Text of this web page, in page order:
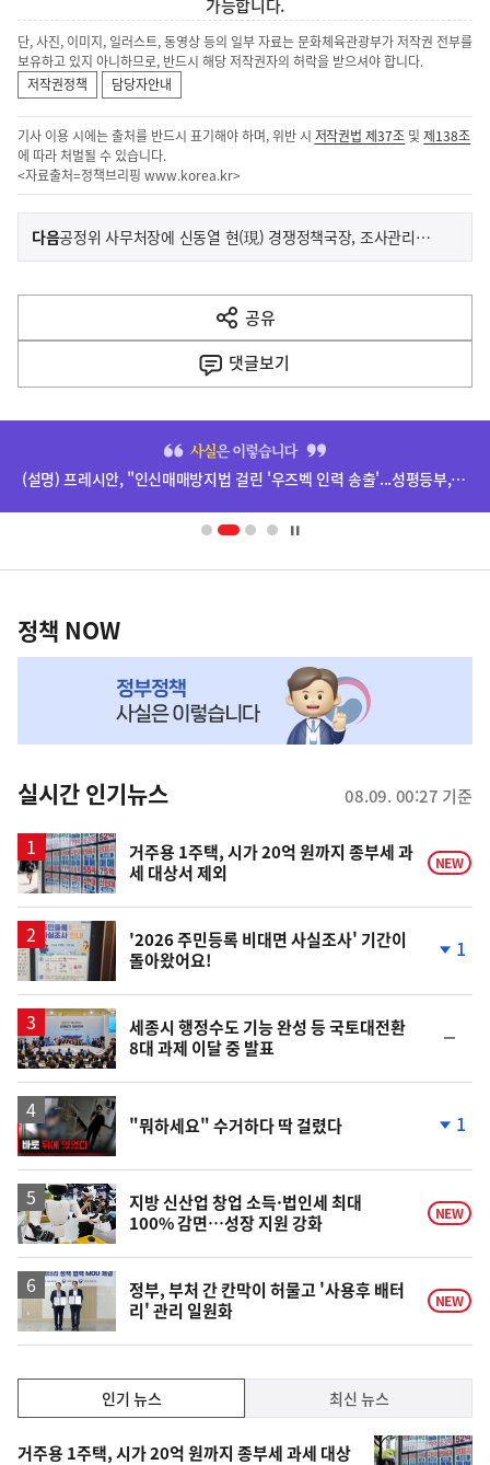
가능합니다.
단, 사진, 이미지, 일러스트, 동영상 등의 일부 자료는 문화체육관광부가 저작권 전부를
보유하고 있지 아니하므로, 반드시 해당 저작권자의 허락을 받으셔야 합니다.
저작권정책
담당자안내
기사 이용 시에는 출처를 반드시 표기해야 하며, 위반 시 저작권법 제37조 및제138조
에 따라 처벌될 수 있습니다.
<자료출처=정책브리핑 www.korea.kr>
이
전
다
음
다음기
공정위 사무처장에 신동열 현(現) 경쟁정책국장, 조사관리관에 유성욱 현(現) 사무처장 임명
공유
열
기
댓글보기
영
(설명) 프레시안, "인신매매방지법 걸린 '우즈벡 인력 송출'...성평등부,노동·법무부에 개선 요청" 관련
책
NOW,
뉴
스
정책 NOW
실시간 인기뉴스 08.09. 00:27 기준
거주용 1주택, 시가 20억 원까지 종부세 과
세 대상서 제외
NEW
'2026 주민등록 비대면 사실조사' 기간이
돌아왔어요!
하
1
세종시 행정수도 기능 완성 등 국토대전환
8대 과제 이달 중 발표
일
영
상
"뭐하세요" 수거하다 딱 걸렸다
하
락
1
지방 신산업 창업 소득·법인세 최대
100% 감면…성장 지원 강화
NEW
정부, 부처 간 칸막이 허물고 '사용후 배터
리' 관리 일원화
NEW
기,
인기 뉴스 최신 뉴스
인
기
거주용 1주택, 시가 20억 원까지 종부세 과세 대상